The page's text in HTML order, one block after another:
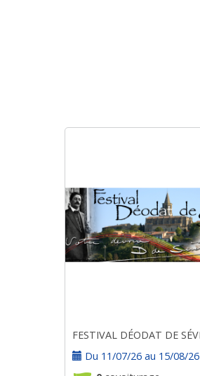
Du 11/07/26 au 15/08/26